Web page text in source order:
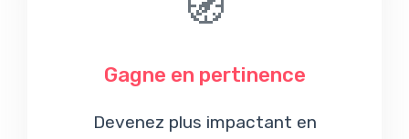
Gagne en pertinence
Devenez plus impactant en